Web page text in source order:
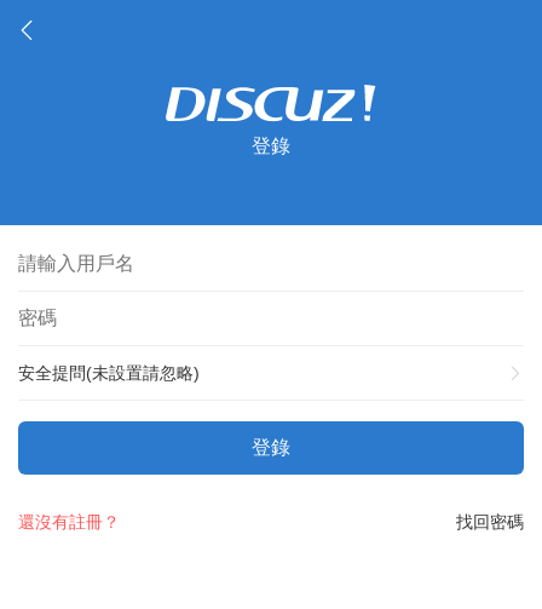
登錄
安全提問(未設置請忽略)
登錄
找回密碼
還沒有註冊？